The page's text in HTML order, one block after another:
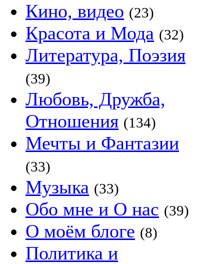
Кино, видео (23)
Красота и Мода (32)
Литература, Поэзия
(39)
Любовь, Дружба,
Отношения (134)
Мечты и Фантазии
(33)
Музыка (33)
Обо мне и О нас (39)
О моём блоге (8)
Политика и